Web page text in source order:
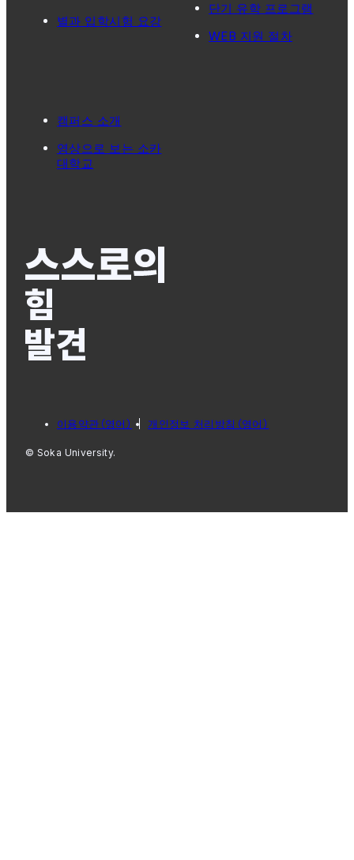
별과 입학시험 요강
단기 유학 프로그램
WEB 지원 절차
캠퍼스 소개
영상으로 보는 소카
대학교
이용약관（영어） 개인정보 처리방침（영어）
© Soka University.